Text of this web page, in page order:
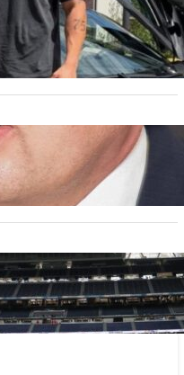
VIP Kosova, Eduart
kritikëve, publikon
luksoze
për gazin amerikan,
“Mbrojeni LDK-në, jo
në”
Madridit dhe
urgjentisht në spital pas
mungon në ndeshjet